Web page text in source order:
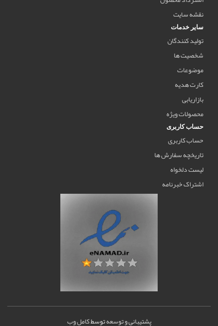
نقشه سایت
سایر خدمات
تولید کنندگان
شخصیت ها
موضوعات
کارت هدیه
بازاریابی
محصولات ویژه
حساب کاربری
حساب کاربری
تاریخچه سفارش ها
لیست دلخواه
اشتراک خبرنامه
پشتیبانی و توسعهتوسطکامل وب